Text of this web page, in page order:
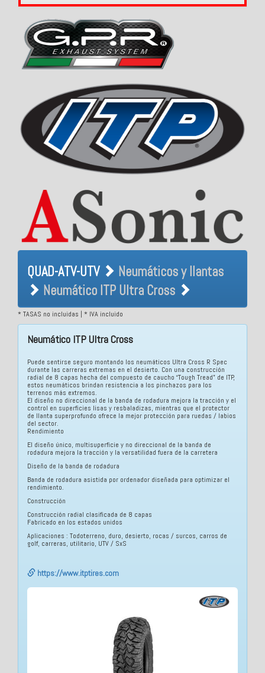
QUAD-ATV-UTV Neumáticos
y llantas Neumático ITP
Ultra Cross
QUAD-ATV-UTV
Neumáticos y llantas
Neumático ITP Ultra Cross
* TASAS no incluidas | * IVA incluido
Neumático ITP Ultra Cross
Puede sentirse seguro montando los neumáticos Ultra Cross R Spec
durante las carreras extremas en el desierto. Con una construcción
radial de 8 capas hecha del compuesto de caucho “Tough Tread” de ITP,
estos neumáticos brindan resistencia a los pinchazos para los
terrenos más extremos.
El diseño no direccional de la banda de rodadura mejora la tracción y el
control en superficies lisas y resbaladizas, mientras que el protector
de llanta superprofundo ofrece la mejor protección para ruedas / labios
del sector.
Rendimiento
El diseño único, multisuperficie y no direccional de la banda de
rodadura mejora la tracción y la versatilidad fuera de la carretera
Diseño de la banda de rodadura
Banda de rodadura asistida por ordenador diseñada para optimizar el
rendimiento.
Construcción
Construcción radial clasificada de 8 capas
Fabricado en los estados unidos
Aplicaciones : Todoterreno, duro, desierto, rocas / surcos, carros de
golf, carreras, utilitario, UTV / SxS
https://www.itptires.com